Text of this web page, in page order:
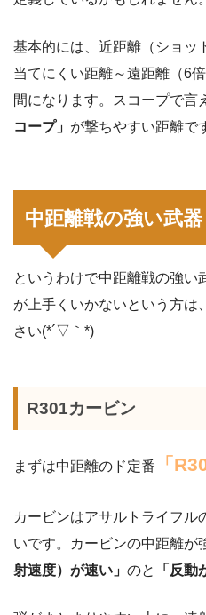
基本的には、近距離（ショッ
当てにくい距離～遠距離（6
間になります。スコープで言
コープ」 が撃ちやすい距離で
中距離戦の強い武器
というわけで中距離戦の強い
が上手くいかないという方は
さい(*´▽｀*)
R301カービン
まずは中距離のド定番 「
カービンはアサルトライフル
いです。カービンの中距離が
射速度）が速い」 のと 「反動